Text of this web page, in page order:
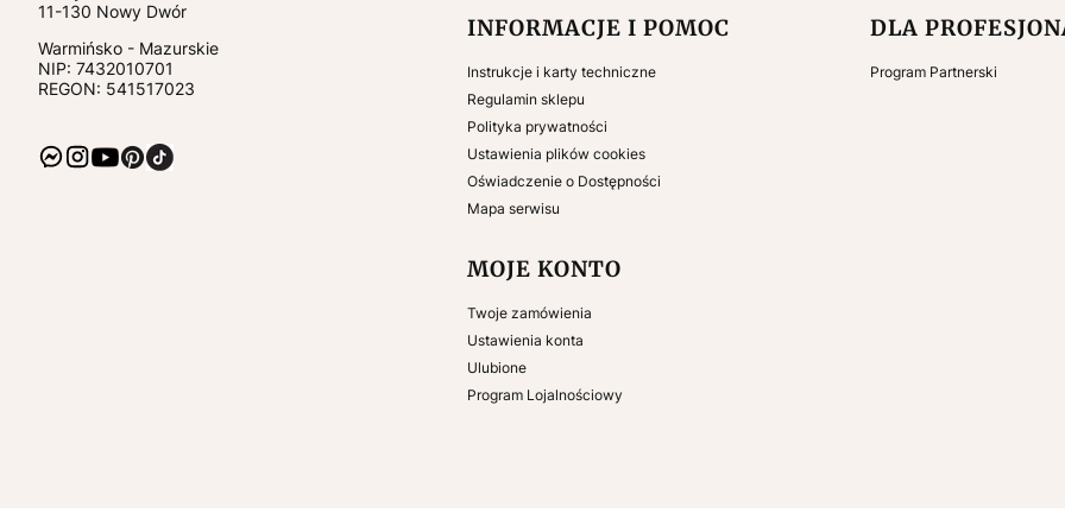
11-130 Nowy Dwór
Warmińsko - Mazurskie
NIP: 7432010701
REGON: 541517023
INFORMACJE I POMOC
Instrukcje i karty techniczne
Regulamin sklepu
Polityka prywatności
Ustawienia plików cookies
Oświadczenie o Dostępności
Mapa serwisu
DLA
Program Partnerski
MOJE KONTO
Twoje zamówienia
Ustawienia konta
Ulubione
Program Lojalnościowy